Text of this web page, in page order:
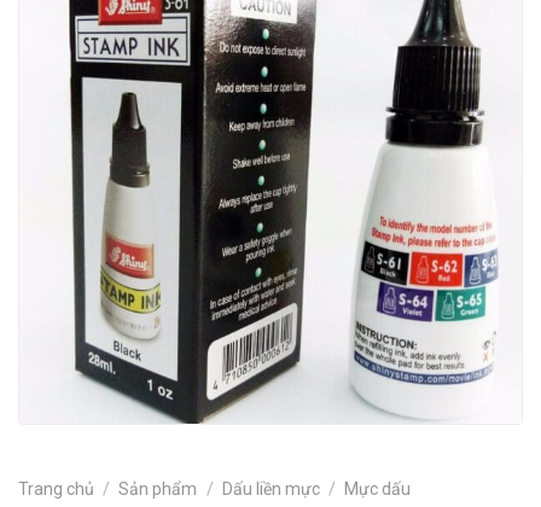
Trang chủ / Sản phẩm / Dấu liền mực / Mực dấu